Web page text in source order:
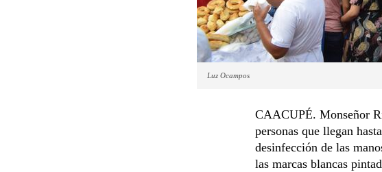
Luz Ocampos
CAACUPÉ. Monseñor
personas que llegan
desinfección de las
las marcas blancas